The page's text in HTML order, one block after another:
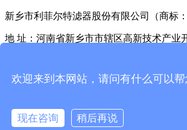
新乡市利菲尔特滤器股份有限公司（商标：
地 址：河南省新乡市市辖区高新技术产业
Copyright © 2025 利菲尔特（商标：百海科
ICP备11005909号-24
XML
欢迎来到本网站，请问有什么可以帮
现在咨询 稍后再说